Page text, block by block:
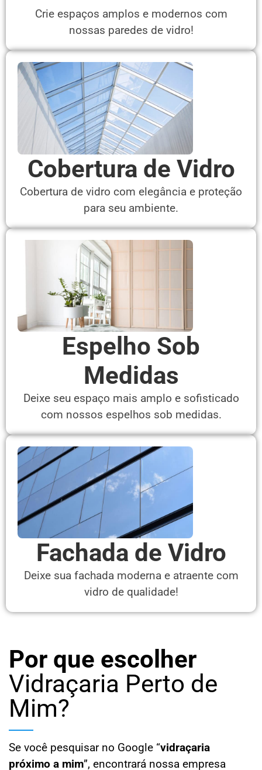
Crie espaços amplos e modernos com
nossas paredes de vidro!
Cobertura de Vidro
Cobertura de vidro com elegância e proteção
para seu ambiente.
Espelho Sob
Medidas
Deixe seu espaço mais amplo e sofisticado
com nossos espelhos sob medidas.
Fachada de Vidro
Deixe sua fachada moderna e atraente com
vidro de qualidade!
Por que escolher
Vidraçaria Perto de
Mim?
Se você pesquisar no Google “vidraçaria
próximo a mim”, encontrará nossa empresa